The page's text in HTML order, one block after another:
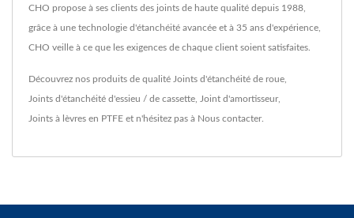
CHO propose à ses clients des joints de haute qualité depuis 1988,
grâce à une technologie d'étanchéité avancée et à 35 ans d'expérience,
CHO veille à ce que les exigences de chaque client soient satisfaites.
Découvrez nos produits de qualité Joints d'étanchéité de roue
Joints d'étanchéité d'essieu / de cassette Joint d'amortisseur,
Joints à lèvres en PTFE et n'hésitez pas à Nous contacter.